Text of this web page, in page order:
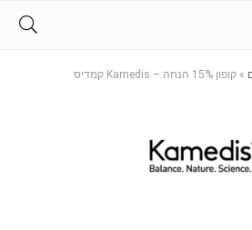
» קופון 15% הנחה – Kamedis קמדיס